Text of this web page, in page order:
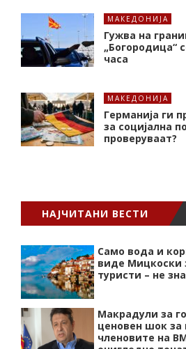
МАКЕДОНИЈА
Гужва на
„Богородица“
часа
МАКЕДОНИЈА
Германија ги
за социјална
проверуваат?
НАЈЧИТАНИ ВЕСТИ
Само вода и
виде Мицкоски
туристи – не
Макрадули за
ценовен шок за
членовите на